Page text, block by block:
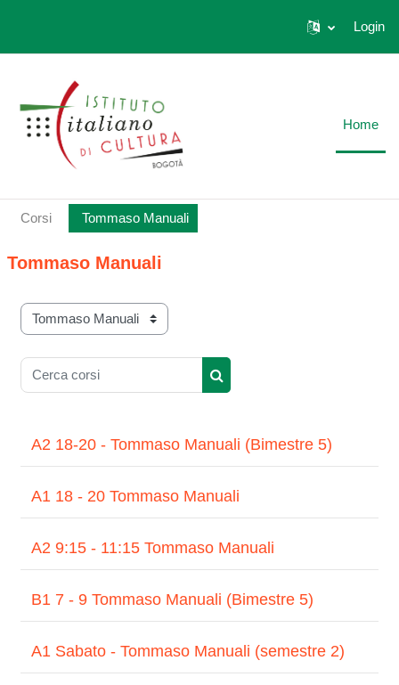
Login
Home
Corsi Tommaso Manuali
Tommaso Manuali
Categorie di corso
Cerca corsi
Cerca corsi
A2 18-20 - Tommaso Manuali (Bimestre 5)
A1 18 - 20 Tommaso Manuali
A2 9:15 - 11:15 Tommaso Manuali
B1 7 - 9 Tommaso Manuali (Bimestre 5)
A1 Sabato - Tommaso Manuali (semestre 2)